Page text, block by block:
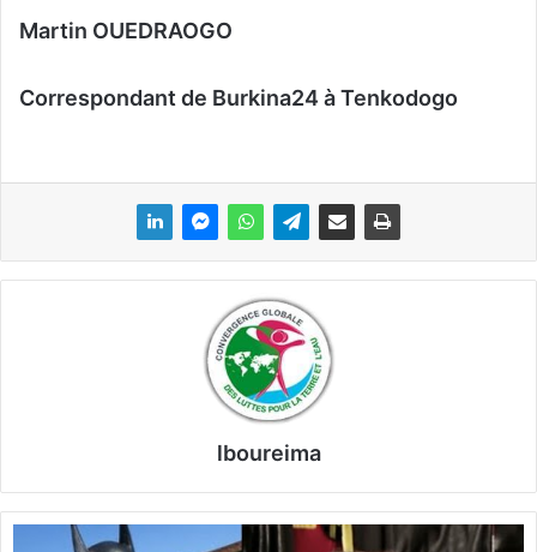
Martin OUEDRAOGO
Correspondant de Burkina24 à Tenkodogo
lboureima